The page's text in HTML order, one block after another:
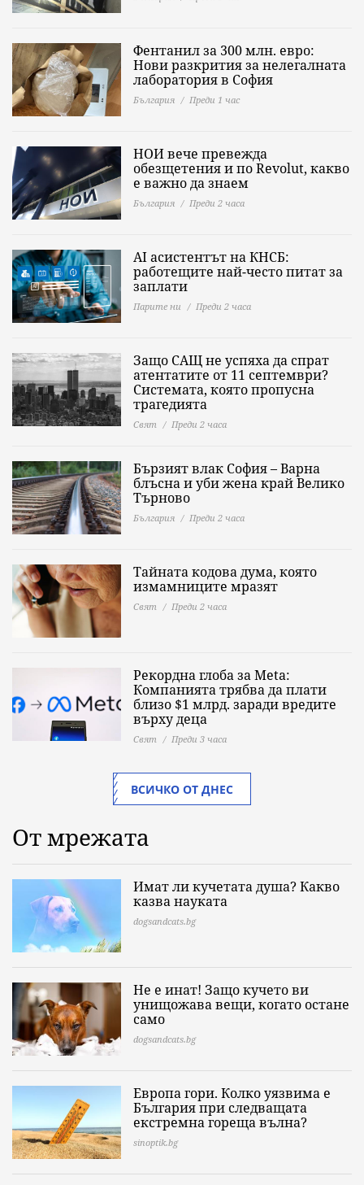
Фентанил за 300 млн. евро:
Нови разкрития за нелегалната
лаборатория в София
България Преди 1 час
НОИ вече превежда
обезщетения и по Revolut, какво
е важно да знаeм
България Преди 2 часа
AI асистентът на КНСБ:
работещите най-често питат за
заплати
Парите ни Преди 2 часа
Защо САЩ не успяха да спрат
атентатите от 11 септември?
Системата, която пропусна
трагедията
Свят Преди 2 часа
Бързият влак София – Варна
блъсна и уби жена край Велико
Търново
България Преди 2 часа
Тайната кодова дума, която
измамниците мразят
Свят Преди 2 часа
Рекордна глоба за Meta:
Компанията трябва да плати
близо $1 млрд. заради вредите
върху деца
Свят Преди 3 часа
ВСИЧКО ОТ ДНЕС
От мрежата
Имат ли кучетата душа? Какво
казва науката
dogsandcats.bg
Не е инат! Защо кучето ви
унищожава вещи, когато остане
само
dogsandcats.bg
Европа гори. Колко уязвима е
България при следващата
екстремна гореща вълна?
sinoptik.bg